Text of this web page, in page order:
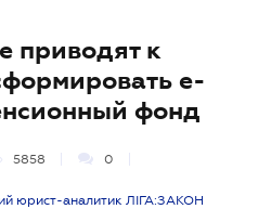
приводят к
е-
фонд
5858 0
юрист-аналитик ЛІГА:ЗАКОН